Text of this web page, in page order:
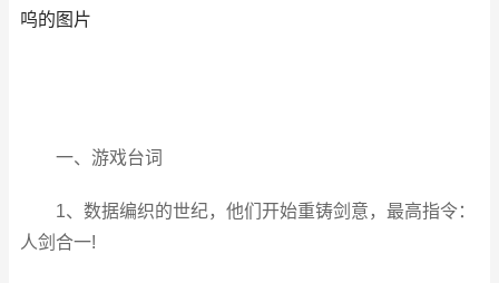
呜的图片
一、游戏台词
1、数据编织的世纪，他们开始重铸剑意，最高指令：
人剑合一!